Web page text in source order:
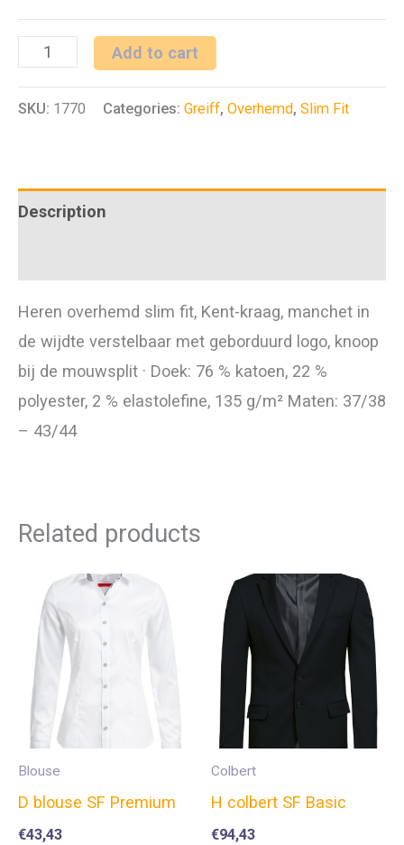
1/1
Add to cart
SKU: 1770 Categories: Greiff, Overhemd, Slim Fit
Description
Heren overhemd slim fit, Kent-kraag, manchet in
de wijdte verstelbaar met geborduurd logo, knoop
bij de mouwsplit · Doek: 76 % katoen, 22 %
polyester, 2 % elastolefine, 135 g/m² Maten: 37/38
– 43/44
Related products
Blouse
D blouse SF Premium
€43,43
Colbert
H colbert SF Basic
€94,43